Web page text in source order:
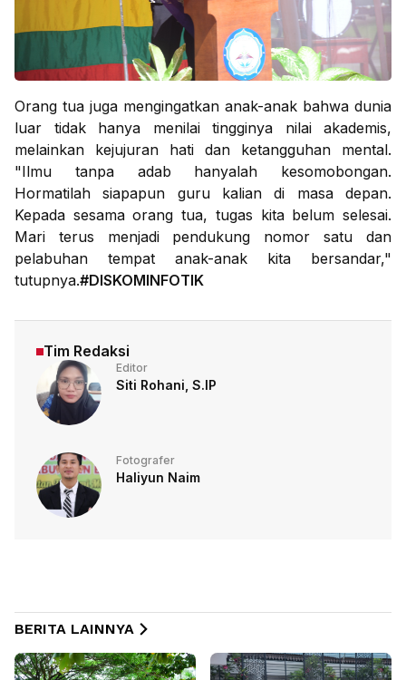
Orang tua juga mengingatkan anak-anak bahwa dunia
luar tidak hanya menilai tingginya nilai akademis,
melainkan kejujuran hati dan ketangguhan mental.
"Ilmu tanpa adab hanyalah kesomobongan.
Hormatilah siapapun guru kalian di masa depan.
Kepada sesama orang tua, tugas kita belum selesai.
Mari terus menjadi pendukung nomor satu dan
pelabuhan tempat anak-anak kita bersandar,"
tutupnya.#DISKOMINFOTIK
Tim Redaksi
Editor
Siti Rohani, S.IP
Fotografer
Haliyun Naim
BERITA LAINNYA